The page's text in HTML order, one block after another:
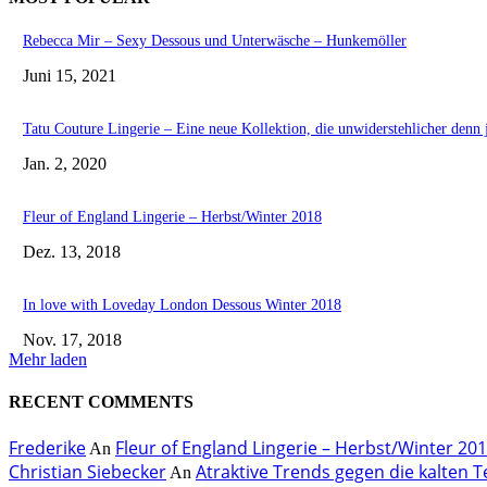
Rebecca Mir – Sexy Dessous und Unterwäsche – Hunkemöller
Juni 15, 2021
Tatu Couture Lingerie – Eine neue Kollektion, die unwiderstehlicher denn
Jan. 2, 2020
Fleur of England Lingerie – Herbst/Winter 2018
Dez. 13, 2018
In love with Loveday London Dessous Winter 2018
Nov. 17, 2018
Mehr laden
RECENT COMMENTS
Frederike An Fleur of England Lingerie – Herbst/Winter
Christian Siebecker An Atraktive Trends gegen die kalten